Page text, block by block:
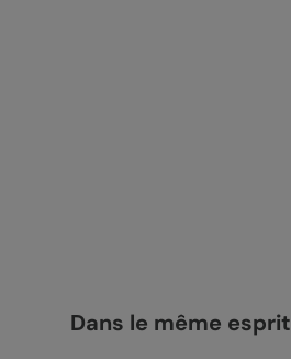
Dans le même esprit